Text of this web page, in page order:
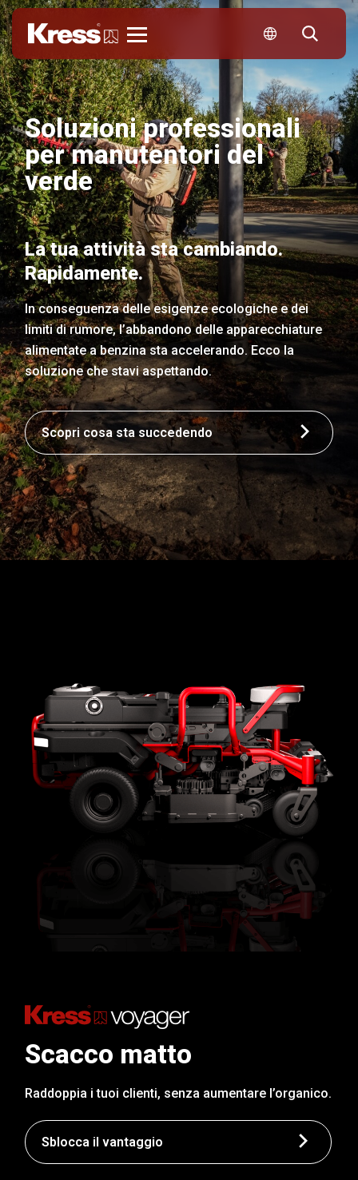
Soluzioni professionali
per manutentori del
verde
La tua attività sta cambiando.
Rapidamente.
In conseguenza delle esigenze ecologiche e dei
limiti di rumore, l’abbandono delle apparecchiature
alimentate a benzina sta accelerando. Ecco la
soluzione che stavi aspettando.
Scopri cosa sta succedendo
Scacco matto
Raddoppia i tuoi clienti, senza aumentare l’organico.
Sblocca il vantaggio